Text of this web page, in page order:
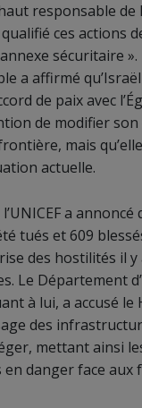
responsable de
ces actions
sécuritaire ».
a affirmé
de paix avec
de modifier
mais
actuelle.
a annoncé
tués et 609
des hostilités il
Le Département
à lui, a accusé le
des
mettant ainsi
danger face aux